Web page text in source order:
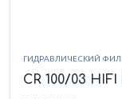
ГИДРАВЛИЧЕСКИЙ
CR 100/03 HIFI